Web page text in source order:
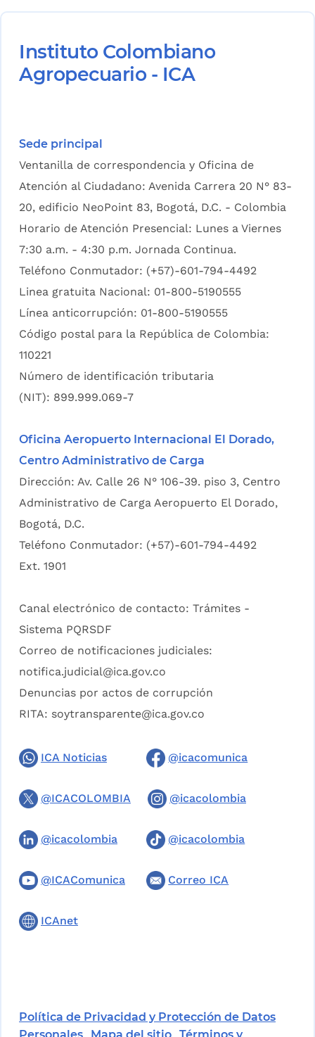
Instituto Colombiano
Agropecuario - ICA
Sede principal
Ventanilla de correspondencia y Oficina de
Atención al Ciudadano: Avenida Carrera 20 N° 83-
20, edificio NeoPoint 83, Bogotá, D.C. - Colombia
Horario de Atención Presencial: Lunes a Viernes
7:30 a.m. - 4:30 p.m. Jornada Continua.
Teléfono Conmutador: (+57)-601-794-4492
Linea gratuita Nacional: 01-800-5190555
Línea anticorrupción: 01-800-5190555
Código postal para la República de Colombia:
110221
Número de identificación tributaria
(NIT): 899.999.069-7
Oficina Aeropuerto Internacional El Dorado,
Centro Administrativo de Carga
Dirección: Av. Calle 26 N° 106-39. piso 3, Centro
Administrativo de Carga Aeropuerto El Dorado,
Bogotá, D.C.
Teléfono Conmutador: (+57)-601-794-4492
Ext. 1901
Canal electrónico de contacto: Trámites -
Sistema PQRSDF
Correo de notificaciones judiciales:
notifica.judicial@ica.gov.co
Denuncias por actos de corrupción
RITA: soytransparente@ica.gov.co
ICA Noticias @icacomunica
@ICACOLOMBIA @icacolombia
@icacolombia @icacolombia
@ICAComunica Correo ICA
ICAnet
Política de Privacidad y Protección de Datos